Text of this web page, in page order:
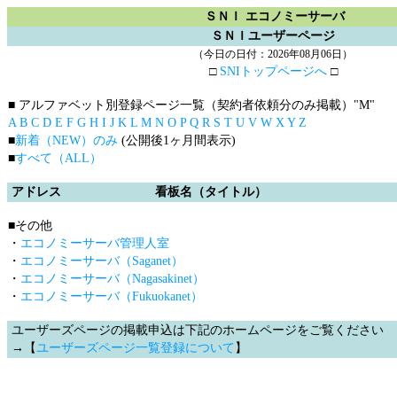
ＳＮＩ エコノミーサーバ
ＳＮＩユーザーページ
（今日の日付：2026年08月06日）
□ SNIトップページへ□
■ アルファベット別登録ページ一覧（契約者依頼分のみ掲載） "M"
A B C D E F G H I J K L M N O P Q R S T U V W X Y Z
■新着（NEW）のみ (公開後1ヶ月間表示)
■すべて（ALL）
アドレス 看板名（タイトル）
■その他
・ エコノミーサーバ管理人室
・ エコノミーサーバ（Saganet）
・ エコノミーサーバ（Nagasakinet）
・ エコノミーサーバ（Fukuokanet）
ユーザーズページの掲載申込は下記のホームページをご覧ください
→【ユーザーズページ一覧登録について 】